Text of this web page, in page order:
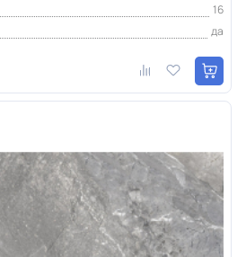
16
да